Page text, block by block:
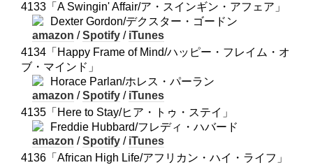
4133「A Swingin' Affair/ア・スインギン・アフェア」
Dexter Gordon/デクスター・ゴードン
amazon /Spotify / iTunes
4134「Happy Frame of Mind/ハッピー・フレイム・オ
ブ・マインド」
Horace Parlan/ホレス・パーラン
amazon /Spotify / iTunes
4135「Here to Stay/ヒア・トゥ・ステイ」
Freddie Hubbard/フレディ・ハバード
amazon /Spotify / iTunes
4136「African High Life/アフリカン・ハイ・ライフ」